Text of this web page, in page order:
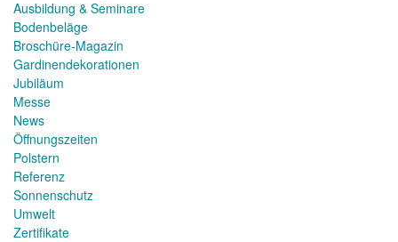
Ausbildung & Seminare
Bodenbeläge
Broschüre-Magazin
Gardinendekorationen
Jubiläum
Messe
News
Öffnungszeiten
Polstern
Referenz
Sonnenschutz
Umwelt
Zertifikate